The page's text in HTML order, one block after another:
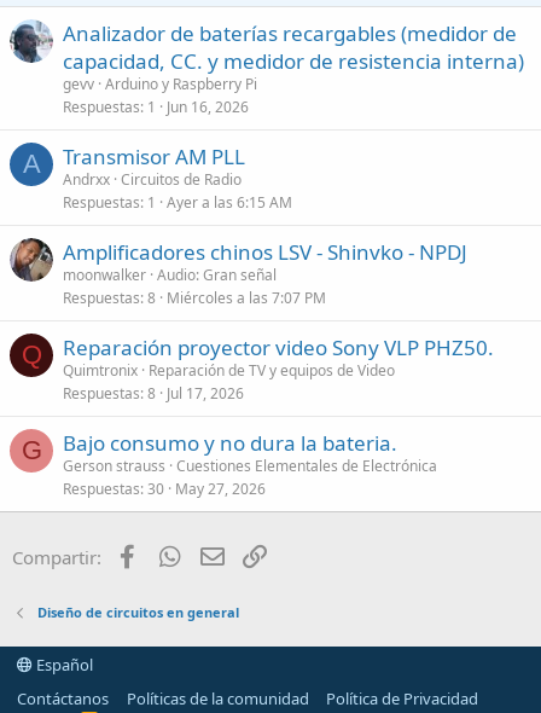
Analizador de baterías recargables (medidor de
capacidad, CC. y medidor de resistencia interna)
gevv Arduino y Raspberry Pi
Respuestas 1 Jun 16, 2026
A Transmisor AM PLL
Andrxx Circuitos de Radio
Respuestas 1 Ayer a las 6:15 AM
Amplificadores chinos LSV - Shinvko - NPDJ
moonwalker Audio: Gran señal
Respuestas 8 Miércoles a las 7:07 PM
Q Reparación proyector video Sony VLP PHZ50.
Quimtronix Reparación de TV y equipos de Video
Respuestas 8 Jul 17, 2026
G Bajo consumo y no dura la bateria.
Gerson strauss Cuestiones Elementales de Electrónica
Respuestas 30 May 27, 2026
Compartir: FacebookWhatsApp
Email
Diseño de circuitos en general
Español
Contáctanos
Políticas de la comunidad
Política de Privacidad